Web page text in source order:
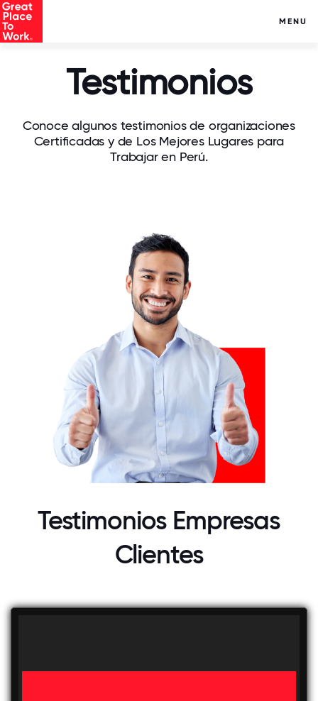
MENU
Testimonios
Conoce algunos testimonios de organizaciones
Certificadas y de Los Mejores Lugares para
Trabajar en Perú.
Testimonios Empresas
Clientes